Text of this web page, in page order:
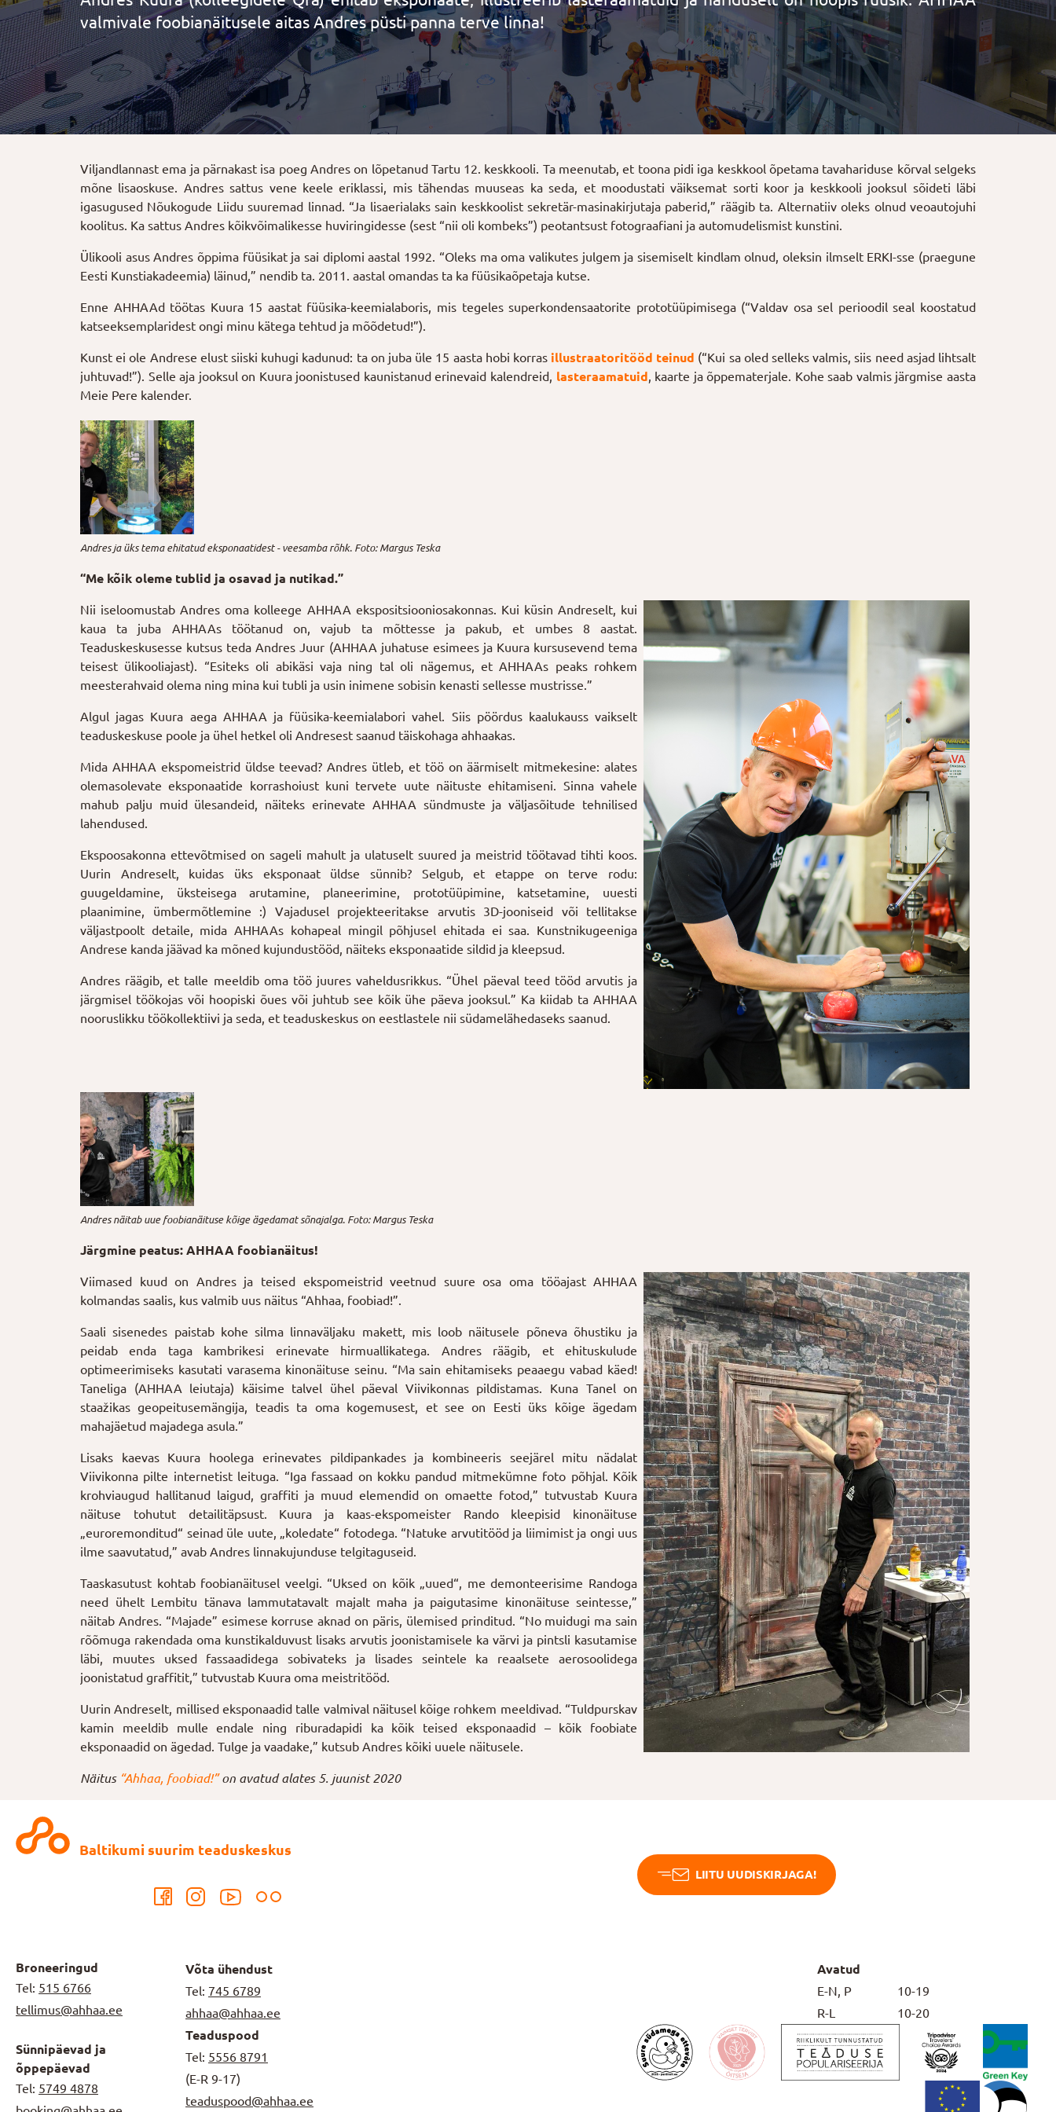
valmivale foobianäitusele aitas Andres püsti panna terve linna!
Viljandlannast ema ja pärnakast isa poeg Andres on lõpetanud Tartu 12. keskkooli. Ta meenutab, et toona pidi iga keskkool õpetama tavahariduse kõrval selgeks
mõne lisaoskuse. Andres sattus vene keele eriklassi, mis tähendas muuseas ka seda, et moodustati väiksemat sorti koor ja keskkooli jooksul sõideti läbi
igasugused Nõukogude Liidu suuremad linnad. “Ja lisaerialaks sain keskkoolist sekretär-masinakirjutaja paberid,” räägib ta. Alternatiiv oleks olnud veoautojuhi
koolitus. Ka sattus Andres kõikvõimalikesse huviringidesse (sest “nii oli kombeks”) peotantsust fotograafiani ja automudelismist kunstini.
Ülikooli asus Andres õppima füüsikat ja sai diplomi aastal 1992. “Oleks ma oma valikutes julgem ja sisemiselt kindlam olnud, oleksin ilmselt ERKI-sse (praegune
Eesti Kunstiakadeemia) läinud,” nendib ta. 2011. aastal omandas ta ka füüsikaõpetaja kutse.
Enne AHHAAd töötas Kuura 15 aastat füüsika-keemialaboris, mis tegeles superkondensaatorite prototüüpimisega (“Valdav osa sel perioodil seal koostatud
katseeksemplaridest ongi minu kätega tehtud ja mõõdetud!”).
Kunst ei ole Andrese elust siiski kuhugi kadunud: ta on juba üle 15 aasta hobi korras illustraatoritööd teinud (“Kui sa oled selleks valmis, siis need asjad lihtsalt
juhtuvad!”). Selle aja jooksul on Kuura joonistused kaunistanud erinevaid kalendreid, lasteraamatuid, kaarte ja õppematerjale. Kohe saab valmis järgmise aasta
Meie Pere kalender.
Andres ja üks tema ehitatud eksponaatidest - veesamba rõhk. Foto: Margus Teska
“Me kõik oleme tublid ja osavad ja nutikad.”
Nii iseloomustab Andres oma kolleege AHHAA ekspositsiooniosakonnas. Kui küsin Andreselt, kui
kaua ta juba AHHAAs töötanud on, vajub ta mõttesse ja pakub, et umbes 8 aastat.
Teaduskeskusesse kutsus teda Andres Juur (AHHAA juhatuse esimees ja Kuura kursusevend tema
teisest ülikooliajast). “Esiteks oli abikäsi vaja ning tal oli nägemus, et AHHAAs peaks rohkem
meesterahvaid olema ning mina kui tubli ja usin inimene sobisin kenasti sellesse mustrisse.”
Algul jagas Kuura aega AHHAA ja füüsika-keemialabori vahel. Siis pöördus kaalukauss vaikselt
teaduskeskuse poole ja ühel hetkel oli Andresest saanud täiskohaga ahhaakas.
Mida AHHAA ekspomeistrid üldse teevad? Andres ütleb, et töö on äärmiselt mitmekesine: alates
olemasolevate eksponaatide korrashoiust kuni tervete uute näituste ehitamiseni. Sinna vahele
mahub palju muid ülesandeid, näiteks erinevate AHHAA sündmuste ja väljasõitude tehnilised
lahendused.
Ekspoosakonna ettevõtmised on sageli mahult ja ulatuselt suured ja meistrid töötavad tihti koos.
Uurin Andreselt, kuidas üks eksponaat üldse sünnib? Selgub, et etappe on terve rodu:
guugeldamine, üksteisega arutamine, planeerimine, prototüüpimine, katsetamine, uuesti
plaanimine, ümbermõtlemine :) Vajadusel projekteeritakse arvutis 3D-jooniseid või tellitakse
väljastpoolt detaile, mida AHHAAs kohapeal mingil põhjusel ehitada ei saa. Kunstnikugeeniga
Andrese kanda jäävad ka mõned kujundustööd, näiteks eksponaatide sildid ja kleepsud.
Andres räägib, et talle meeldib oma töö juures vaheldusrikkus. “Ühel päeval teed tööd arvutis ja
järgmisel töökojas või hoopiski õues või juhtub see kõik ühe päeva jooksul.” Ka kiidab ta AHHAA
nooruslikku töökollektiivi ja seda, et teaduskeskus on eestlastele nii südamelähedaseks saanud.
Andres näitab uue foobianäituse kõige ägedamat sõnajalga. Foto: Margus Teska
Järgmine peatus: AHHAA foobianäitus!
Viimased kuud on Andres ja teised ekspomeistrid veetnud suure osa oma tööajast AHHAA
kolmandas saalis, kus valmib uus näitus “Ahhaa, foobiad!”.
Saali sisenedes paistab kohe silma linnaväljaku makett, mis loob näitusele põneva õhustiku ja
peidab enda taga kambrikesi erinevate hirmuallikatega. Andres räägib, et ehituskulude
optimeerimiseks kasutati varasema kinonäituse seinu. “Ma sain ehitamiseks peaaegu vabad käed!
Taneliga (AHHAA leiutaja) käisime talvel ühel päeval Viivikonnas pildistamas. Kuna Tanel on
staažikas geopeitusemängija, teadis ta oma kogemusest, et see on Eesti üks kõige ägedam
mahajäetud majadega asula.”
Lisaks kaevas Kuura hoolega erinevates pildipankades ja kombineeris seejärel mitu nädalat
Viivikonna pilte internetist leituga. “Iga fassaad on kokku pandud mitmekümne foto põhjal. Kõik
krohviaugud hallitanud laigud, graffiti ja muud elemendid on omaette fotod,” tutvustab Kuura
näituse tohutut detailitäpsust. Kuura ja kaas-ekspomeister Rando kleepisid kinonäituse
„euroremonditud“ seinad üle uute, „koledate“ fotodega. “Natuke arvutitööd ja liimimist ja ongi uus
ilme saavutatud,” avab Andres linnakujunduse telgitaguseid.
Taaskasutust kohtab foobianäitusel veelgi. “Uksed on kõik „uued“, me demonteerisime Randoga
need ühelt Lembitu tänava lammutatavalt majalt maha ja paigutasime kinonäituse seintesse,”
näitab Andres. “Majade” esimese korruse aknad on päris, ülemised prinditud. “No muidugi ma sain
rõõmuga rakendada oma kunstikalduvust lisaks arvutis joonistamisele ka värvi ja pintsli kasutamise
läbi, muutes uksed fassaadidega sobivateks ja lisades seintele ka reaalsete aerosoolidega
joonistatud graffitit,” tutvustab Kuura oma meistritööd.
Uurin Andreselt, millised eksponaadid talle valmival näitusel kõige rohkem meeldivad. “Tuldpurskav
kamin meeldib mulle endale ning riburadapidi ka kõik teised eksponaadid – kõik foobiate
eksponaadid on ägedad. Tulge ja vaadake,” kutsub Andres kõiki uuele näitusele.
Näitus “Ahhaa, foobiad!”on avatud alates 5. juunist 2020
Baltikumi suurim teaduskeskus
LIITU UUDISKIRJAGA!
Broneeringud
Tel: 515 6766
tellimus@ahhaa.ee
Sünnipäevad ja
õppepäevad
Tel: 5749 4878
Võta ühendust
Tel: 745 6789
ahhaa@ahhaa.ee
Teaduspood
Tel: 5556 8791
(E-R 9-17)
teaduspood@ahhaa.ee
Avatud
E-N, P
10-19
R-L
10-20